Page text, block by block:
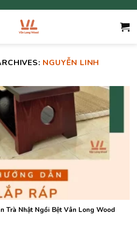
NGUYỄN LINH
Trà Nhật Ngồi Bệt Vân Long Wood